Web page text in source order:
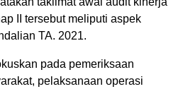
II tersebut meliputi aspek
TA. 2021.
pada pemeriksaan
pelaksanaan operasi